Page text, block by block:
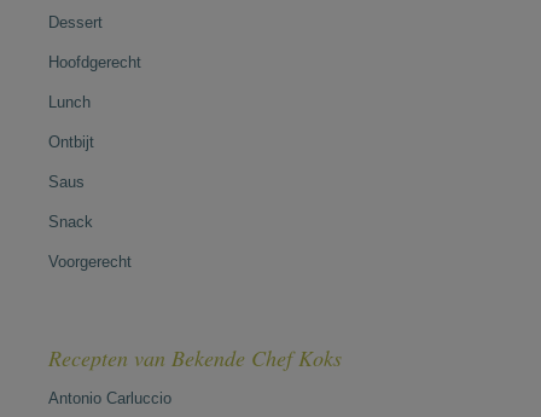
Dessert
Hoofdgerecht
Lunch
Ontbijt
Saus
Snack
Voorgerecht
Recepten van Bekende Chef Koks
Antonio Carluccio